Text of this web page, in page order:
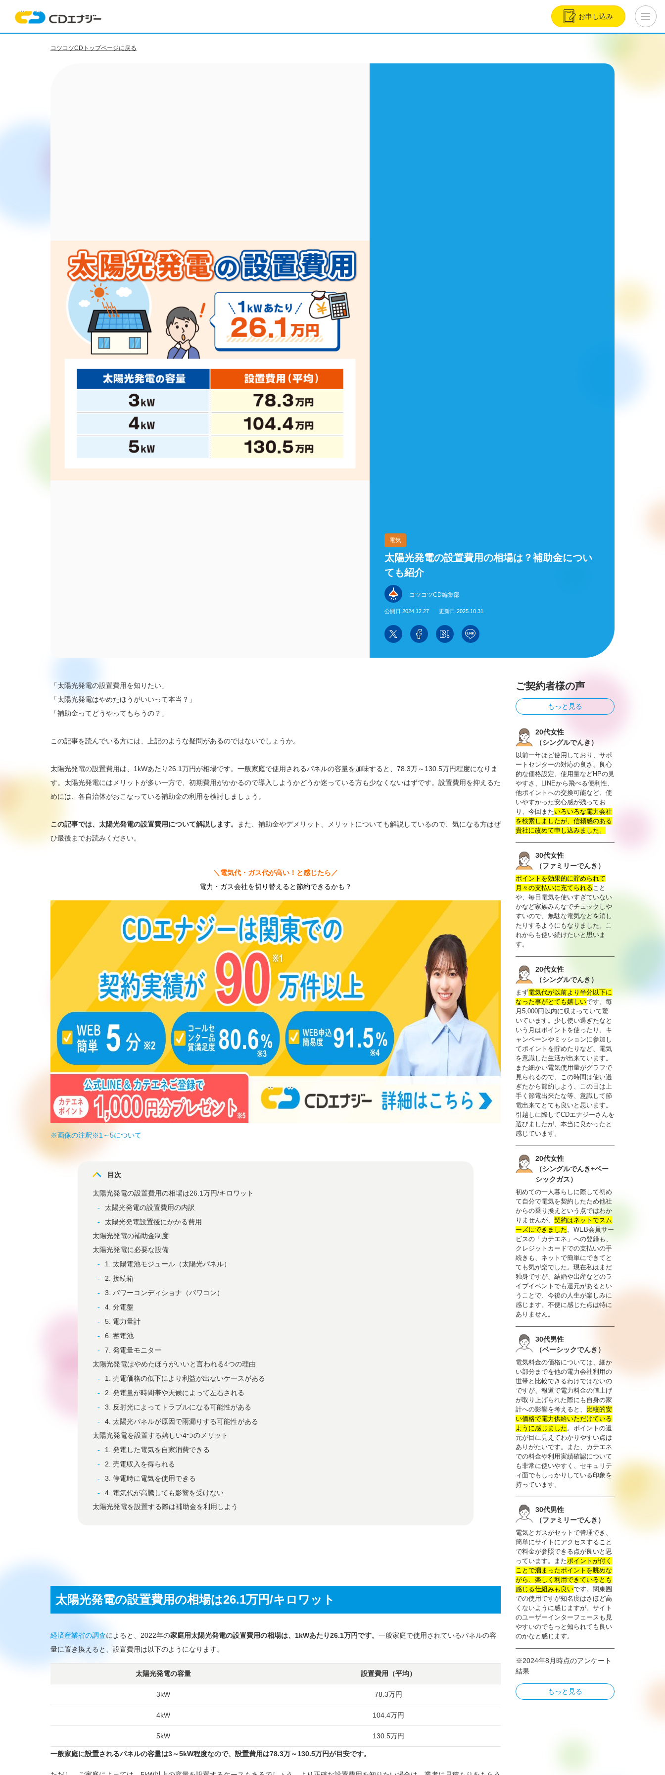
お申し込み
コツコツCDトップページに戻る
電気
太陽光発電の設置費用の相場は？補助金につい
ても紹介
コツコツCD編集部
公開日 2024.12.27 更新日 2025.10.31
「太陽光発電の設置費用を知りたい」
「太陽光発電はやめたほうがいいって本当？」
「補助金ってどうやってもらうの？」
この記事を読んでいる方には、上記のような疑問があるのではないでしょうか。
太陽光発電の設置費用は、1kWあたり26.1万円が相場です。一般家庭で使用されるパネルの容量を加味すると、78.3万～130.5万円程度になりま
す。太陽光発電にはメリットが多い一方で、初期費用がかかるので導入しようかどうか迷っている方も少なくないはずです。設置費用を抑えるた
めには、各自治体がおこなっている補助金の利用を検討しましょう。
この記事では、太陽光発電の設置費用について解説します。
また、補助金やデメリット、メリットについても解説しているので、気になる方はぜ
ひ最後までお読みください。
＼電気代・ガス代が高い！と感じたら／
電力・ガス会社を切り替えると節約できるかも？
※画像の注釈※1～5について
目次
太陽光発電の設置費用の相場は26.1万円/キロワット
太陽光発電の設置費用の内訳
太陽光発電設置後にかかる費用
太陽光発電の補助金制度
太陽光発電に必要な設備
1. 太陽電池モジュール（太陽光パネル）
2. 接続箱
3. パワーコンディショナ（パワコン）
4. 分電盤
5. 電力量計
6. 蓄電池
7. 発電量モニター
太陽光発電はやめたほうがいいと言われる4つの理由
1. 売電価格の低下により利益が出ないケースがある
2. 発電量が時間帯や天候によって左右される
3. 反射光によってトラブルになる可能性がある
4. 太陽光パネルが原因で雨漏りする可能性がある
太陽光発電を設置する嬉しい4つのメリット
1. 発電した電気を自家消費できる
2. 売電収入を得られる
3. 停電時に電気を使用できる
4. 電気代が高騰しても影響を受けない
太陽光発電を設置する際は補助金を利用しよう
太陽光発電の設置費用の相場は26.1万円/キロワット
経済産業省の調査によると、2022年の家庭用太陽光発電の設置費用の相場は、1kWあたり26.1万円です。 一般家庭で使用されているパネルの容
量に置き換えると、設置費用は以下のようになります。
太陽光発電の容量 設置費用（平均）
3kW 78.3万円
4kW 104.4万円
5kW 130.5万円
一般家庭に設置されるパネルの容量は3～5kW程度なので、設置費用は78.3万～130.5万円が目安です。
ご契約者様の声
もっと見る
20代女性
（シングルでんき）
以前一年ほど使用しており、サポ
ートセンターの対応の良さ、良心
的な価格設定、使用量などHPの見
やすさ、LINEから飛べる便利性、
他ポイントへの交換可能など、使
いやすかった安心感が残ってお
り、今回またいろいろな電力会社
を検索しましたが、信頼感のある
貴社に改めて申し込みました。
30代女性
（ファミリーでんき）
ポイントを効果的に貯められて
月々の支払いに充てられること
や、毎日電気を使いすぎていない
かなど家族みんなでチェックしや
すいので、無駄な電気などを消し
たりするようにもなりました。こ
れからも使い続けたいと思いま
す。
20代女性
（シングルでんき）
まず電気代が以前より半分以下に
なった事がとても嬉しいです。毎
月5,000円以内に収まっていて驚
いています。少し使い過ぎたなと
いう月はポイントを使ったり、キ
ャンペーンやミッションに参加し
てポイントを貯めたりなど、電気
を意識した生活が出来ています。
また細かい電気使用量がグラフで
見られるので、この時間は使い過
ぎたから節約しよう、この日は上
手く節電出来たな等、意識して節
電出来てとても良いと思います。
引越しに際してCDエナジーさんを
選びましたが、本当に良かったと
感じています。
20代女性
（シングルでんき+ベー
シックガス）
初めての一人暮らしに際して初め
て自分で電気を契約したため他社
からの乗り換えという点ではわか
りませんが、 契約はネットでスム
ーズにできました。WEB会員サー
ビスの「カテエネ」への登録も、
クレジットカードでの支払いの手
続きも、ネットで簡単にできてと
ても気が楽でした。現在私はまだ
独身ですが、結婚や出産などのラ
イブイベントでも還元があるとい
うことで、今後の人生が楽しみに
感じます。不便に感じた点は特に
ありません。
30代男性
（ベーシックでんき）
電気料金の価格については、細か
い部分までを他の電力会社利用の
世帯と比較できるわけではないの
ですが、報道で電力料金の値上げ
が取り上げられた際にも自身の家
計への影響を考えると、
比較的安
い価格で電力供給いただけている
ように感じました。ポイントの還
元が目に見えてわかりやすい点は
ありがたいです。また、カテエネ
での料金や利用実績確認について
も非常に使いやすく、セキュリテ
ィ面でもしっかりしている印象を
持っています。
30代男性
（ファミリーでんき）
電気とガスがセットで管理でき、
簡単にサイトにアクセスすること
で料金が参照できる点が良いと思
っています。またポイントが付く
ことで溜まったポイントを眺めな
がら、楽しく利用できているとも
感じる仕組みも良いです。関東圏
での使用ですが知名度はさほど高
くないように感じますが、サイト
のユーザーインターフェースも見
やすいのでもっと知られても良い
のかなと感じます。
※2024年8月時点のアンケート
結果
もっと見る